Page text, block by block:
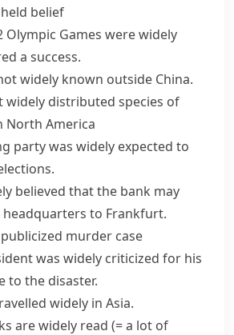
belief
Olympic Games were widely
a success.
widely known outside China.
widely distributed species of
North America
party was widely expected to
believed that the bank may
headquarters to Frankfurt.
murder case
was widely criticized for his
to the disaster.
widely in Asia.
arewidely read (= a lot of